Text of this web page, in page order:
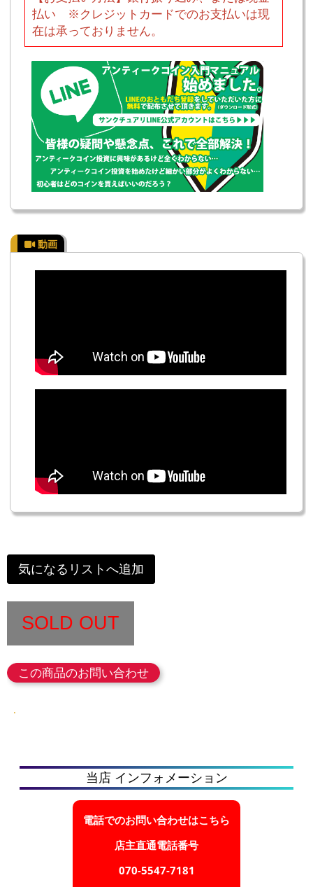
払い ※クレジットカードでのお支払いは現
在は承っておりません。
気になるリストへ追加
SOLD OUT
この商品のお問い合わせ
当店 インフォメーション
電話でのお問い合わせはこちら
店主直通電話番号
070-5547-7181